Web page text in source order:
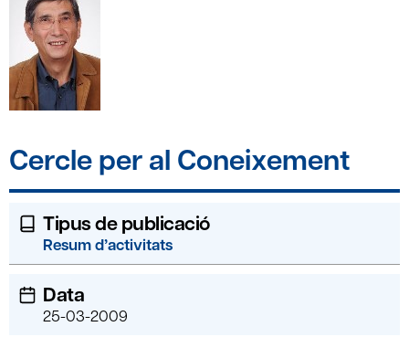
Cercle per al Coneixement
Tipus de publicació
Resum d’activitats
Data
25-03-2009